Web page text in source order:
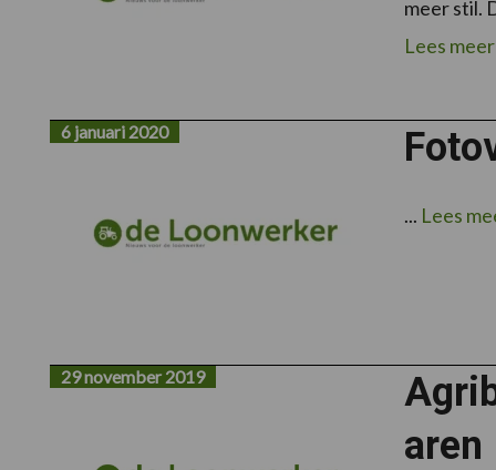
meer stil.
Lees meer
6 januari 2020
... Lees
aren
29 november 2019